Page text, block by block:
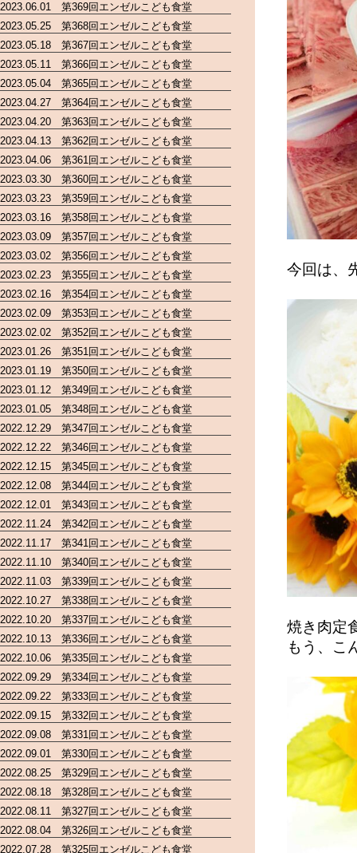
今回は、
焼き肉定
もう、こ
2023.06.01 第369回エンゼルこども食堂
2023.05.25 第368回エンゼルこども食堂
2023.05.18 第367回エンゼルこども食堂
2023.05.11 第366回エンゼルこども食堂
2023.05.04 第365回エンゼルこども食堂
2023.04.27 第364回エンゼルこども食堂
2023.04.20 第363回エンゼルこども食堂
2023.04.13 第362回エンゼルこども食堂
2023.04.06 第361回エンゼルこども食堂
2023.03.30 第360回エンゼルこども食堂
2023.03.23 第359回エンゼルこども食堂
2023.03.16 第358回エンゼルこども食堂
2023.03.09 第357回エンゼルこども食堂
2023.03.02 第356回エンゼルこども食堂
2023.02.23 第355回エンゼルこども食堂
2023.02.16 第354回エンゼルこども食堂
2023.02.09 第353回エンゼルこども食堂
2023.02.02 第352回エンゼルこども食堂
2023.01.26 第351回エンゼルこども食堂
2023.01.19 第350回エンゼルこども食堂
2023.01.12 第349回エンゼルこども食堂
2023.01.05 第348回エンゼルこども食堂
2022.12.29 第347回エンゼルこども食堂
2022.12.22 第346回エンゼルこども食堂
2022.12.15 第345回エンゼルこども食堂
2022.12.08 第344回エンゼルこども食堂
2022.12.01 第343回エンゼルこども食堂
2022.11.24 第342回エンゼルこども食堂
2022.11.17 第341回エンゼルこども食堂
2022.11.10 第340回エンゼルこども食堂
2022.11.03 第339回エンゼルこども食堂
2022.10.27 第338回エンゼルこども食堂
2022.10.20 第337回エンゼルこども食堂
2022.10.13 第336回エンゼルこども食堂
2022.10.06 第335回エンゼルこども食堂
2022.09.29 第334回エンゼルこども食堂
2022.09.22 第333回エンゼルこども食堂
2022.09.15 第332回エンゼルこども食堂
2022.09.08 第331回エンゼルこども食堂
2022.09.01 第330回エンゼルこども食堂
2022.08.25 第329回エンゼルこども食堂
2022.08.18 第328回エンゼルこども食堂
2022.08.11 第327回エンゼルこども食堂
2022.08.04 第326回エンゼルこども食堂
2022.07.28 第325回エンゼルこども食堂